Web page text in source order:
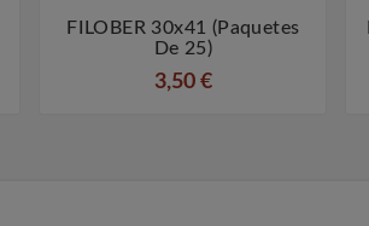
 
FILOBER 30x41 (paquetes
De 25)
3,50 €